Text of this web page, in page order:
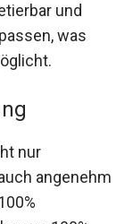
und
was
nur
angenehm